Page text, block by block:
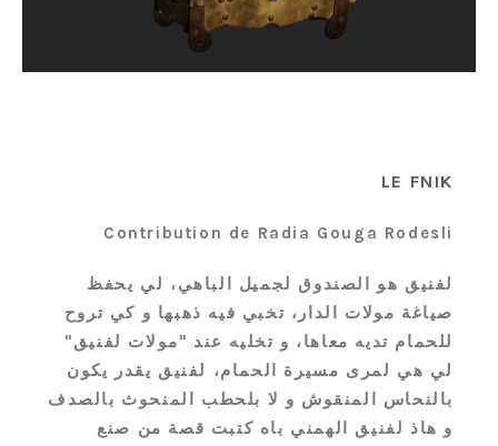
LE FNIK
Contribution de Radia Gouga Rodesli
لفنيق هو الصندوق لجميل الباهي، لي يحفظ
صياغة مولات الدار، تخبي فيه ذهبها و كي تروح
للحمام تديه معاها، و تخليه عند "مولات لفنيق"
لي هي لمرى مسيرة الحمام، لفنيق يقدر يكون
بالنحاس المنقوش و لا بلحطب المنحوث بالصدف
و هاذ لفنيق الهمني باه كتبت قصة من صنع